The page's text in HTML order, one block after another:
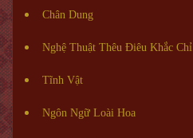
Chân Dung
Nghệ Thuật Thêu Điêu Khắc Chỉ
Tĩnh Vật
Ngôn Ngữ Loài Hoa